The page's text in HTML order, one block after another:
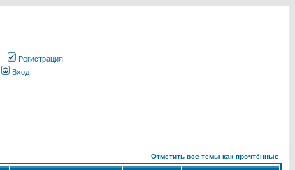
Регистрация
Вход
Отметить все темы как прочтённые